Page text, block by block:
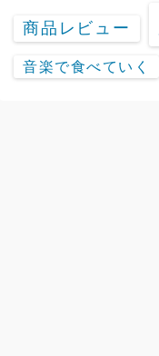
商品レビュー
音楽で食べていく